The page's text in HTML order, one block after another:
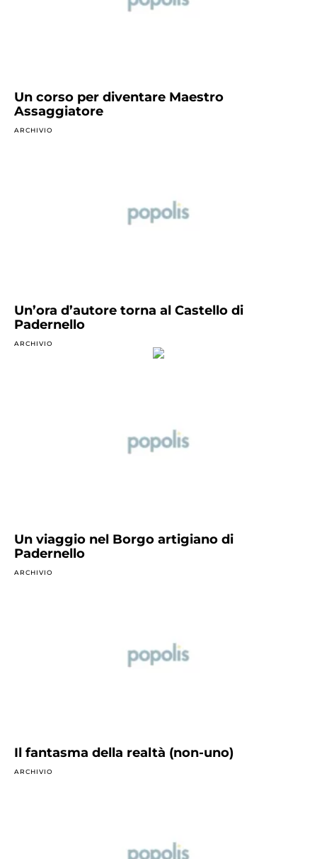
Un corso per diventare Maestro
Assaggiatore
ARCHIVIO
Un’ora d’autore torna al Castello di
Padernello
ARCHIVIO
Un viaggio nel Borgo artigiano di
Padernello
ARCHIVIO
Il fantasma della realtà (non-uno)
ARCHIVIO